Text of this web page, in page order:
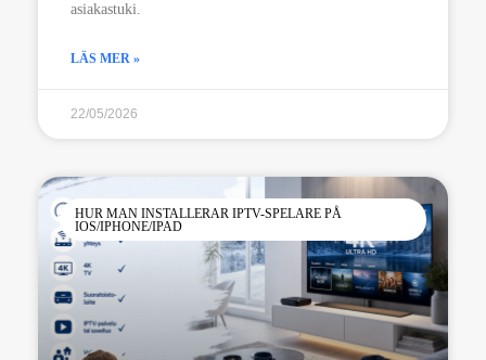
asiakastuki.
LÄS MER »
22/05/2026
HUR MAN INSTALLERAR IPTV-SPELARE PÅ
IOS/IPHONE/IPAD